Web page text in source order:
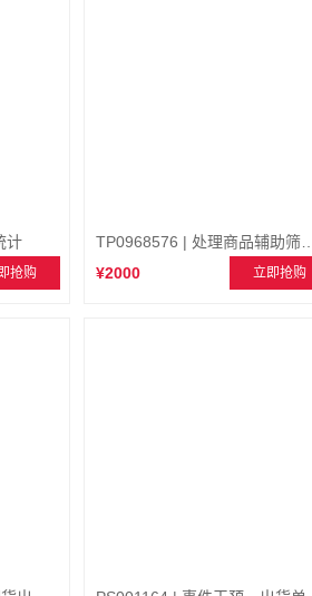
计
抢购
¥2000
立即抢购